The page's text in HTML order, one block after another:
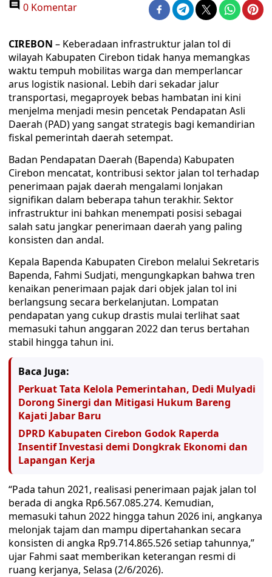
0 Komentar
CIREBON – Keberadaan infrastruktur jalan tol di
wilayah Kabupaten Cirebon tidak hanya memangkas
waktu tempuh mobilitas warga dan memperlancar
arus logistik nasional. Lebih dari sekadar jalur
transportasi, megaproyek bebas hambatan ini kini
menjelma menjadi mesin pencetak Pendapatan Asli
Daerah (PAD) yang sangat strategis bagi kemandirian
fiskal pemerintah daerah setempat.
Badan Pendapatan Daerah (Bapenda) Kabupaten
Cirebon mencatat, kontribusi sektor jalan tol terhadap
penerimaan pajak daerah mengalami lonjakan
signifikan dalam beberapa tahun terakhir. Sektor
infrastruktur ini bahkan menempati posisi sebagai
salah satu jangkar penerimaan daerah yang paling
konsisten dan andal.
Kepala Bapenda Kabupaten Cirebon melalui Sekretaris
Bapenda, Fahmi Sudjati, mengungkapkan bahwa tren
kenaikan penerimaan pajak dari objek jalan tol ini
berlangsung secara berkelanjutan. Lompatan
pendapatan yang cukup drastis mulai terlihat saat
memasuki tahun anggaran 2022 dan terus bertahan
stabil hingga tahun ini.
Baca Juga:
Perkuat Tata Kelola Pemerintahan, Dedi Mulyadi
Dorong Sinergi dan Mitigasi Hukum Bareng
Kajati Jabar Baru
DPRD Kabupaten Cirebon Godok Raperda
Insentif Investasi demi Dongkrak Ekonomi dan
Lapangan Kerja
“Pada tahun 2021, realisasi penerimaan pajak jalan tol
berada di angka Rp6.567.085.274. Kemudian,
memasuki tahun 2022 hingga tahun 2026 ini, angkanya
melonjak tajam dan mampu dipertahankan secara
konsisten di angka Rp9.714.865.526 setiap tahunnya,”
ujar Fahmi saat memberikan keterangan resmi di
ruang kerjanya, Selasa (2/6/2026).